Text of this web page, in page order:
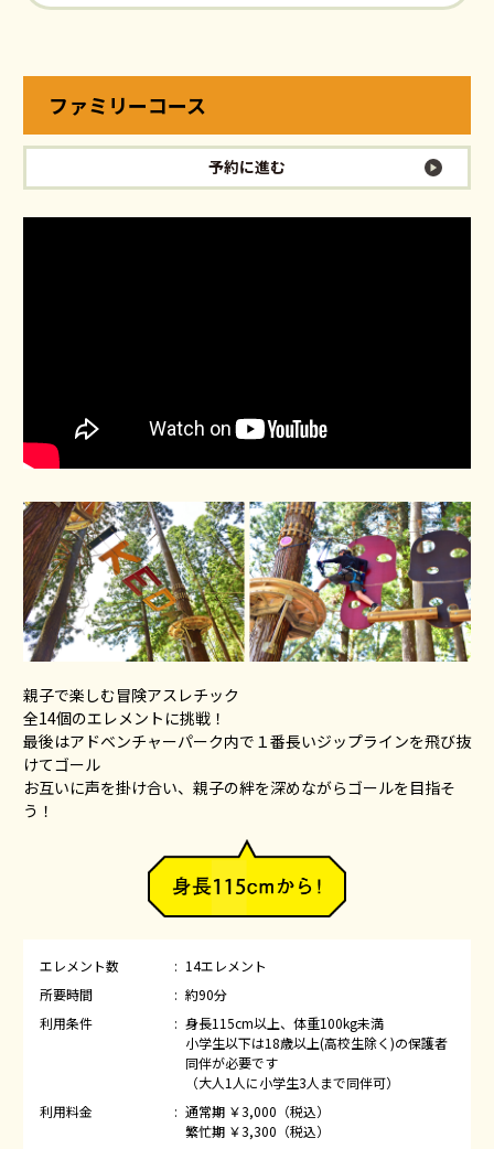
ファミリーコース
予約に進む
親子で楽しむ冒険アスレチック
全14個のエレメントに挑戦！
最後はアドベンチャーパーク内で１番長いジップラインを飛び抜
けてゴール
お互いに声を掛け合い、親子の絆を深めながらゴールを目指そ
う！
エレメント数
14エレメント
所要時間
約90分
利用条件
身長115cm以上、体重100kg未満
小学生以下は18歳以上(高校生除く)の保護者
同伴が必要です
（大人1人に小学生3人まで同伴可）
利用料金
通常期 ￥3,000（税込）
繁忙期 ￥3,300（税込）